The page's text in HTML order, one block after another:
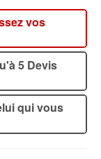
vos
5 Devis
qui vous